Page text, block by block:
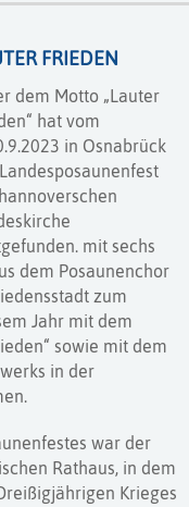
FRIEDEN
dem Motto „Lauter
hat vom
in Osnabrück
mit sechs
dem Posaunenchor
zum
Jahr mit dem
sowie mit dem
in der
war der
Rathaus, in dem
Krieges